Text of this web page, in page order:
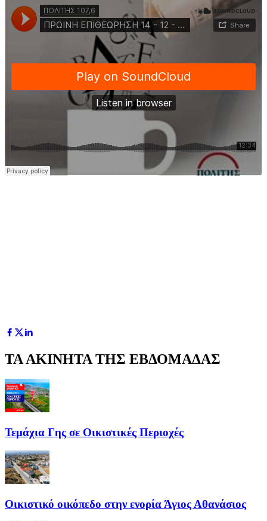
ΤΑ ΑΚΙΝΗΤΑ ΤΗΣ ΕΒΔΟΜΑΔΑΣ
Τεμάχια Γης σε Οικιστικές Περιοχές
Οικιστικό οικόπεδο στην ενορία Άγιος Αθανάσιος